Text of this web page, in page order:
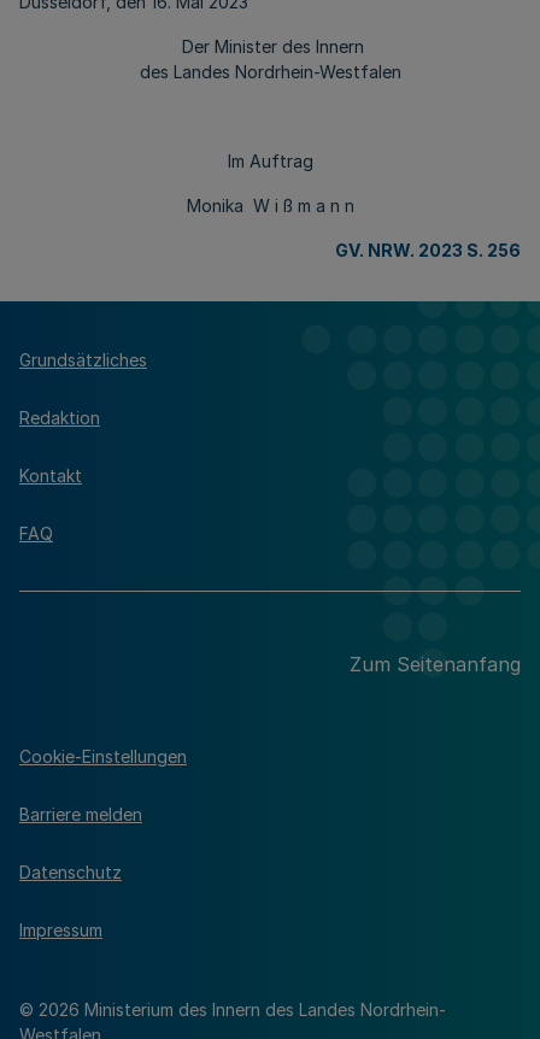
Der Minister des Innern
des Landes Nordrhein-Westfalen
Im Auftrag
Monika W i ß m a n n
GV. NRW. 2023 S. 256
Grundsätzliches
Redaktion
Kontakt
FAQ
Zum Seitenanfang
© 2026 Ministerium des Innern des Landes Nordrhein-
Westfalen
Cookie-Einstellungen
Barriere melden
Datenschutz
Impressum